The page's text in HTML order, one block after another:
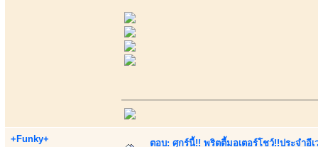
+Funky+
ตอบ: ศุกร์นี้!! พริตตี้มอเตอร์โชว์!!ประจำอี